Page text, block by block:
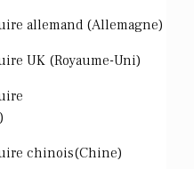
allemand (Allemagne)
UK (Royaume-Uni)
chinois(Chine)